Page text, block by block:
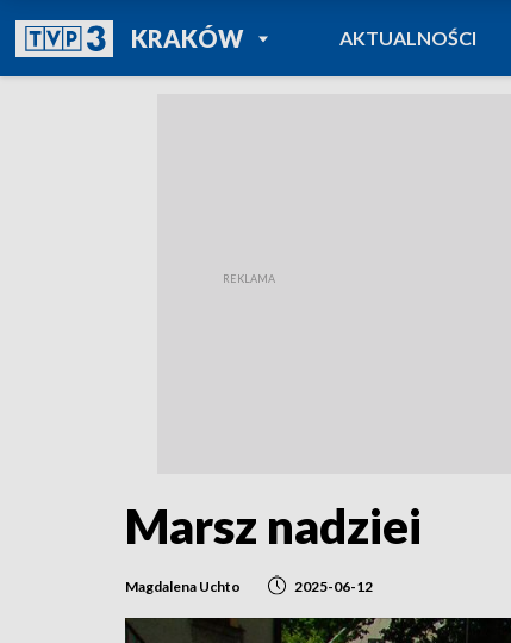
KRAKÓWPOWRÓT DO
TVP REGIONY
AKTUALNOŚCI
Marsz nadziei
Magdalena Uchto 2025-06-12